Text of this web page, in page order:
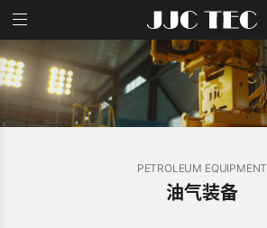
PETROLEUM EQUIPMENT
油气装备